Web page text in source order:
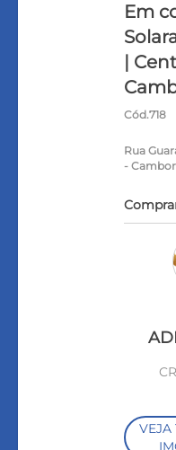
Em
|
Cód.718
Rua
-
VEJA